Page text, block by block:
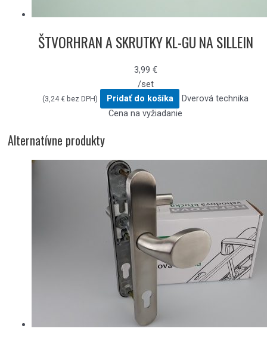
ŠTVORHRAN A SKRUTKY KL-GU NA SILLEIN
3,99 €
/set
(3,24€bez DPH) Pridať do košíka
Dverová technika
Cena na vyžiadanie
Alternatívne produkty